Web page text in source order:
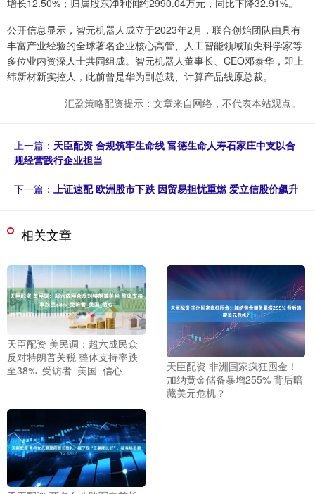
增长12.50%；归属股东净利润约2990.04万元，同比下降32.91%。
公开信息显示，智元机器人成立于2023年2月，联合创始团队由具有
丰富产业经验的全球著名企业核心高管、人工智能领域顶尖科学家等
多位业内资深人士共同组成。智元机器人董事长、CEO邓泰华，即上
纬新材新实控人，此前曾是华为副总裁、计算产品线原总裁。
汇盈策略配资提示：文章来自网络，不代表本站观点。
上一篇： 天臣配资 合规筑牢生命线 富德生命人寿石家庄中支以合
规经营践行企业担当
下一篇： 上证速配 欧洲股市下跌 因贸易担忧重燃 爱立信股价飙升
相关文章
天臣配资 美民调：超六成民众
反对特朗普关税 整体支持率跌
至38%_受访者_美国_信心
天臣配资 非洲国家疯狂囤金！
加纳黄金储备暴增255% 背后暗
藏美元危机？